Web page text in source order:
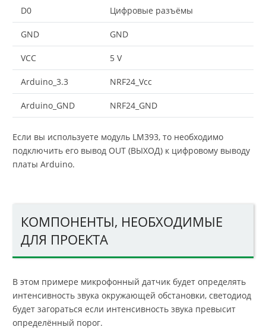
D0 Цифровые разъёмы
GND GND
VCC 5 V
Arduino_3.3 NRF24_Vcc
Arduino_GND NRF24_GND
Если вы используете модуль LM393, то необходимо
подключить его вывод OUT (ВЫХОД) к цифровому выводу
платы Arduino.
КОМПОНЕНТЫ, НЕОБХОДИМЫЕ
ДЛЯ ПРОЕКТА
В этом примере микрофонный датчик будет определять
интенсивность звука окружающей обстановки, светодиод
будет загораться если интенсивность звука превысит
определённый порог.